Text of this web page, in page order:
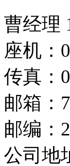
曹经理
座机：
传真：
邮箱：
邮编：
公司地